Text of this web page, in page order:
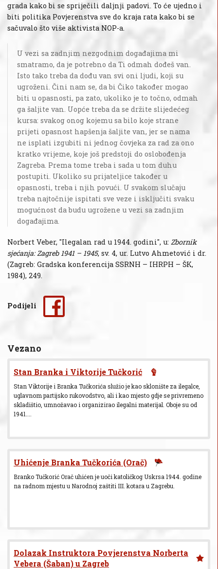
grada kako bi se spriječili daljnji padovi. To će ujedno i
biti politika Povjerenstva sve do kraja rata kako bi se
sačuvalo što više aktivista NOP-a.
U vezi sa zadnjim nezgodnim događajima mi
smatramo, da je potrebno da Ti odmah dođeš van.
Isto tako treba da dođu van svi oni ljudi, koji su
ugroženi. Čini nam se, da bi Čiko također mogao
biti u opasnosti, pa zato, ukoliko je to točno, odmah
ga šaljite van. Uopće treba da se držite slijedećeg
kursa: svakog onog kojemu sa bilo koje strane
prijeti opasnost hapšenja šaljite van, jer se nama
ne isplati izgubiti ni jednog čovjeka za rad za ono
kratko vrijeme, koje još predstoji do oslobođenja
Zagreba. Prema tome treba i sada u tom duhu
postupiti. Ukoliko su prijateljice također u
opasnosti, treba i njih povući. U svakom slučaju
treba najtočnije ispitati sve veze i isključiti svaku
mogućnost da budu ugrožene u vezi sa zadnjim
događajima.
Norbert Veber, "Ilegalan rad u 1944. godini", u: Zbornik
sjećanja: Zagreb 1941 – 1945, sv. 4, ur. Lutvo Ahmetović i dr.
(Zagreb: Gradska konferencija SSRNH – IHRPH – ŠK,
1984), 249.
Podijeli
Vezano
Stan Branka i Viktorije Tučkorić
Stan Viktorije i Branka Tučkorića služio je kao sklonište za ilegalce,
uglavnom partijsko rukovodstvo, ali i kao mjesto gdje se privremeno
skladištio, umnožavao i organizirao ilegalni materijal. Oboje su od
1941....
Uhićenje Branka Tučkorića (Orač)
Branko Tučkorić Orač uhićen je uoči katoličkog Uskrsa 1944. godine
na radnom mjestu u Narodnoj zaštiti III. kotara u Zagrebu.
Dolazak Instruktora Povjerenstva Norberta
Vebera (Šaban) u Zagreb